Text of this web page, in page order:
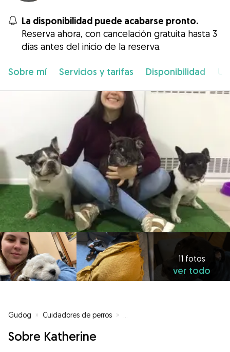
La disponibilidad puede acabarse pronto.
Reserva ahora, con cancelación gratuita hasta 3
días antes del inicio de la reserva.
Sobre mí Servicios y tarifas Disponibilidad
11 fotos
ver todo
Gudog » Cuidadores de perros »
Sobre Katherine